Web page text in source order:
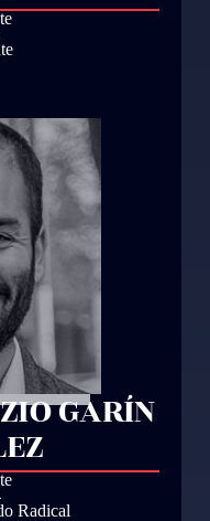
GARÍN
Radical